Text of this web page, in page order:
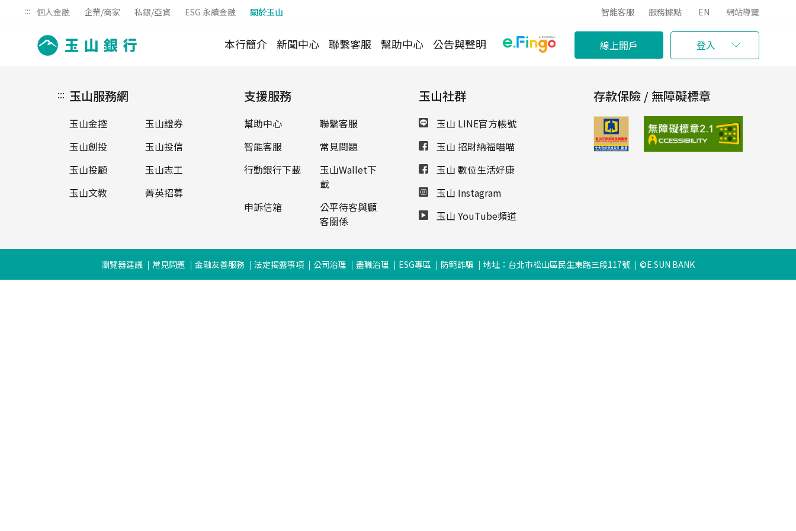
::: 個人金融 企業/商家 私銀/亞資 ESG 永續金融 關於玉山 智能客服 服務據點 EN 網站導覽
本行簡介 新聞中心 聯繫客服 幫助中心 公告與聲明 線上開戶 登入
::: 玉山服務網
玉山金控
玉山證券
玉山創投
玉山投信
玉山投顧
玉山志工
玉山文教
菁英招募
支援服務
幫助中心
聯繫客服
智能客服
常見問題
行動銀行下載
玉山Wallet下
載
申訴信箱
公平待客與顧
客關係
玉山社群
玉山 LINE官方帳號
玉山 招財納福喵喵
玉山 數位生活好康
玉山 Instagram
玉山 YouTube頻道
存款保險 / 無障礙標章
瀏覽器建議 常見問題 金融友善服務 法定揭露事項 公司治理 盡職治理 ESG專區 防範詐騙 地址：台北市松山區民生東路三段117號 ©E.SUN BANK